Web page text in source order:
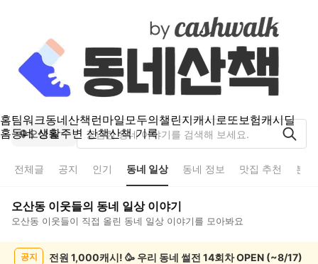
홈팀워크동네산책런마일모두의챌린지캐시로또보험캐시딜
홈동네 생활주변 산책산책 기록
오산동
전체글 공지 인기 동네 일상 동네 정보 맛집 추천 분
오산동 이웃들의 동네 일상이야기
오산동 이웃들이 직접 올린 동네 일상 이야기를 모아봐요
공지 전원 1,000캐시! 🥳 우리 동네 썰전 14회차 OPEN (~8/17)